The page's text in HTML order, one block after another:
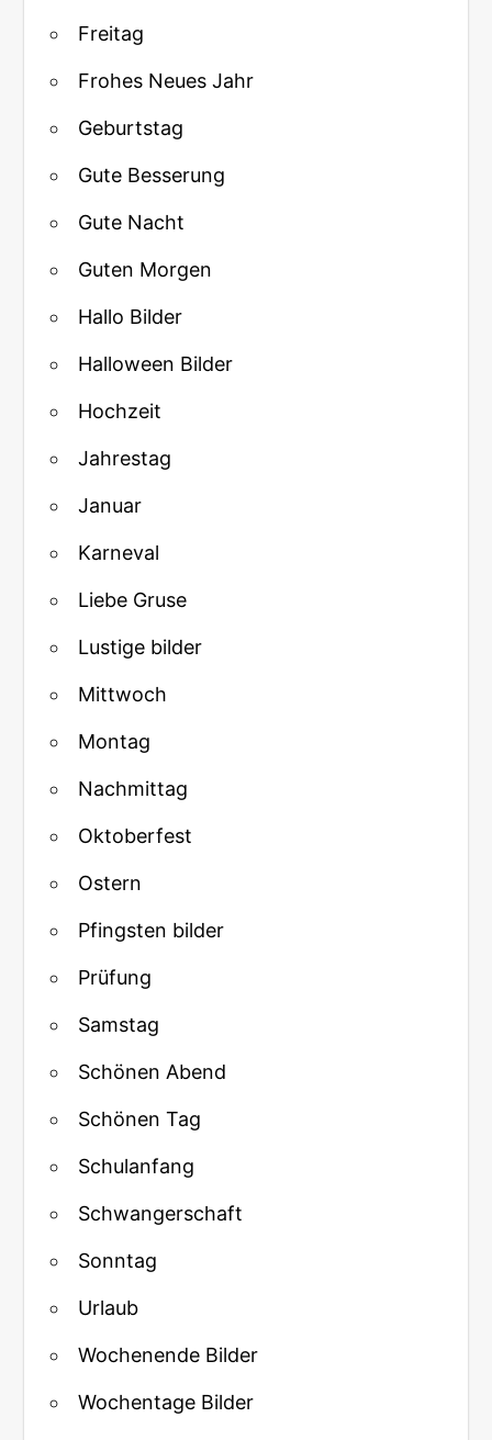
Freitag
Frohes Neues Jahr
Geburtstag
Gute Besserung
Gute Nacht
Guten Morgen
Hallo Bilder
Halloween Bilder
Hochzeit
Jahrestag
Januar
Karneval
Liebe Gruse
Lustige bilder
Mittwoch
Montag
Nachmittag
Oktoberfest
Ostern
Pfingsten bilder
Prüfung
Samstag
Schönen Abend
Schönen Tag
Schulanfang
Schwangerschaft
Sonntag
Urlaub
Wochenende Bilder
Wochentage Bilder